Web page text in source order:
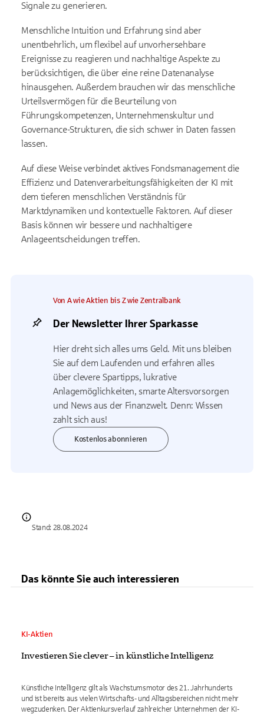
Signale zu generieren.
Menschliche Intuition und Erfahrung sind aber
unentbehrlich, um flexibel auf unvorhersehbare
Ereignisse zu reagieren und nachhaltige Aspekte zu
berücksichtigen, die über eine reine Datenanalyse
hinausgehen. Außerdem brauchen wir das menschliche
Urteilsvermögen für die Beurteilung von
Führungskompetenzen, Unternehmenskultur und
Governance-Strukturen, die sich schwer in Daten fassen
lassen.
Auf diese Weise verbindet aktives Fondsmanagement die
Effizienz und Datenverarbeitungsfähigkeiten der KI mit
dem tieferen menschlichen Verständnis für
Marktdynamiken und kontextuelle Faktoren. Auf dieser
Basis können wir bessere und nachhaltigere
Anlageentscheidungen treffen.
Von A wie Aktien bis Z wie Zentralbank
Der Newsletter Ihrer Sparkasse
Hier dreht sich alles ums Geld. Mit uns bleiben
Sie auf dem Laufenden und erfahren alles
über clevere Spartipps, lukrative
Anlagemöglichkeiten, smarte Altersvorsorgen
und News aus der Finanzwelt. Denn: Wissen
zahlt sich aus!
Kostenlos abonnieren
Stand: 28.08.2024
Das könnte Sie auch interessieren
KI-Aktien
Investieren Sie clever – in künstliche Intelligenz
Künstliche Intelligenz gilt als Wachstumsmotor des 21. Jahrhunderts
und ist bereits aus vielen Wirtschafts- und Alltagsbereichen nicht mehr
wegzudenken. Der Aktienkursverlauf zahlreicher Unternehmen der KI-